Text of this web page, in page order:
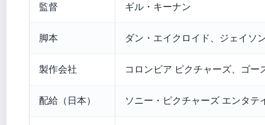
監督 ギル・キーナン
脚本 ダン・エイクロイド、ジェイソ
製作会社 コロンビア ピクチャーズ、ゴー
配給（日本） ソニー・ピクチャーズ エンタテ